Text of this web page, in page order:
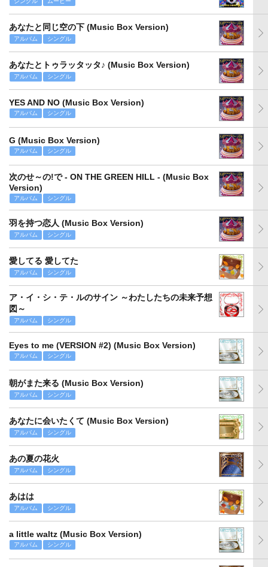
あなたと同じ空の下 (Music Box Version)
アルバム シングル
あなたとトゥラッタッタ♪ (Music Box Version)
アルバム シングル
YES AND NO (Music Box Version)
アルバム シングル
G (Music Box Version)
アルバム シングル
次のせ～の!で - ON THE GREEN HILL - (Music Box
Version)
アルバム シングル
羽を持つ恋人 (Music Box Version)
アルバム シングル
愛してる 愛してた
アルバム シングル
ア・イ・シ・テ・ルのサイン ～わたしたちの未来予想
図～
アルバム シングル
Eyes to me (VERSION #2) (Music Box Version)
アルバム シングル
朝がまた来る (Music Box Version)
アルバム シングル
あなたに会いたくて (Music Box Version)
アルバム シングル
あの夏の花火
アルバム シングル
あはは
アルバム シングル
a little waltz (Music Box Version)
アルバム シングル